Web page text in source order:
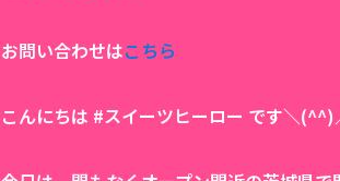
お問い合わせはこちら
こんにちは #スイーツヒーロー です＼(^^)